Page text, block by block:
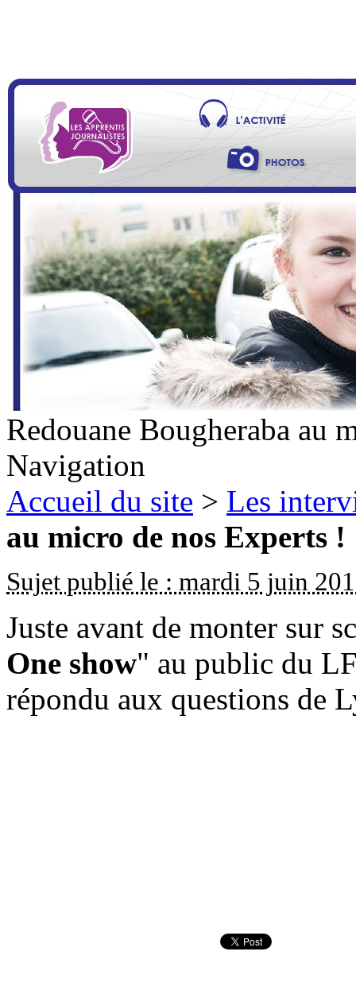
Redouane Bougheraba au
Navigation
Accueil du site > Les
au micro de nos Experts !
Sujet publié le : mardi 5 juin
Juste avant de monter sur
One show" au public du
répondu aux questions de